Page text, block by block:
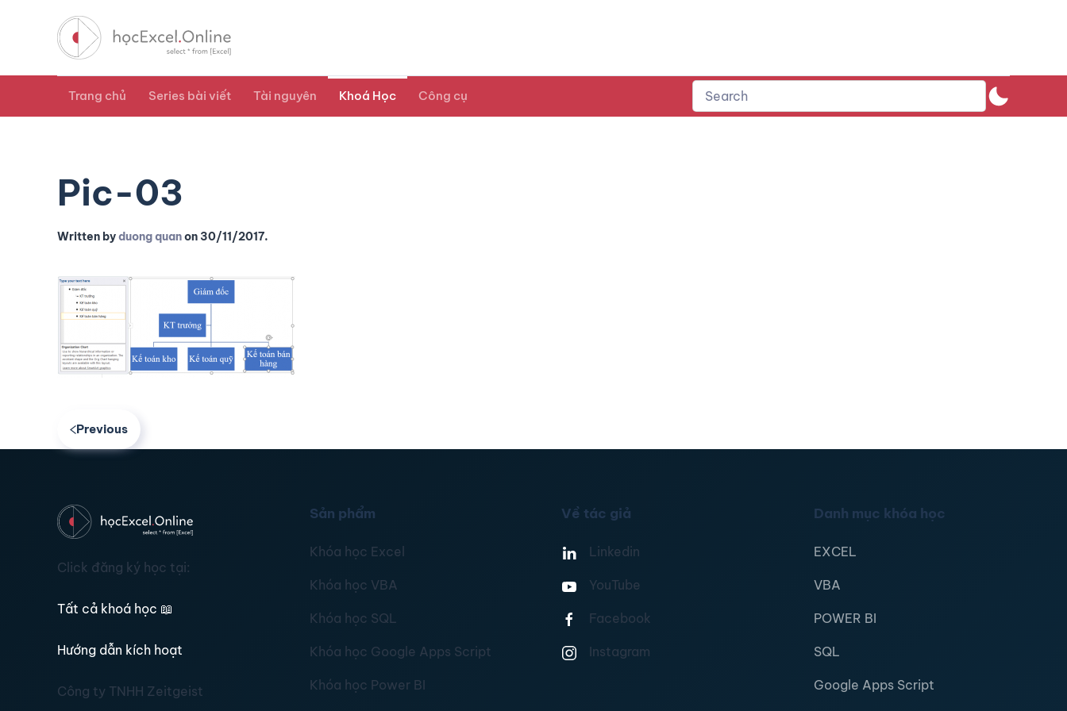
Trang chủ Series bài viết Tài nguyên Khoá Học Công cụ
Pic-03
Written byduong quanon 30/11/2017.
Previous
Click đăng ký học tại:
Tất cả khoá học 📖
Hướng dẫn kích hoạt
Công ty TNHH Zeitgeist
Sản phẩm
Khóa học Excel
Khóa học VBA
Khóa học SQL
Khóa học Google Apps Script
Khóa học Power BI
Về tác giả
Linkedin
YouTube
Facebook
Instagram
Danh mục khóa học
EXCEL
VBA
POWER BI
SQL
Google Apps Script